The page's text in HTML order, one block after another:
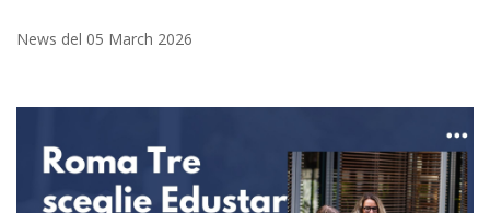
News del 05 March 2026